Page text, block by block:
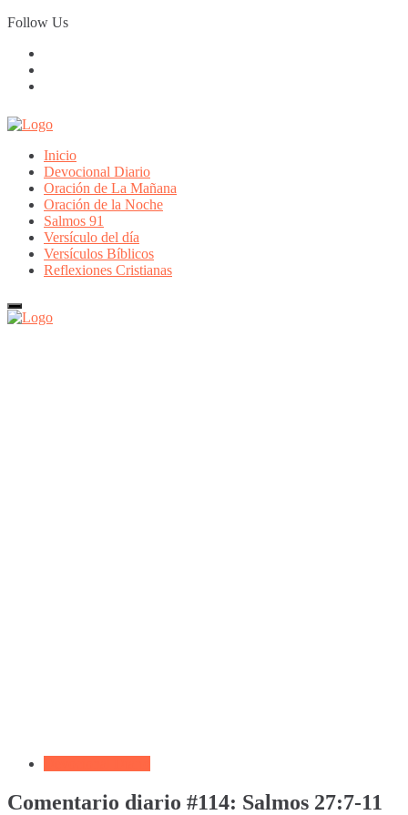
Skip
to
Follow Us
Inicio
Devocional Diario
Oración de La Mañana
Oración de la Noche
Salmos 91
Versículo del día
Versículos Bíblicos
Reflexiones Cristianas
Comentario diario #114: Salmos 27:7-11